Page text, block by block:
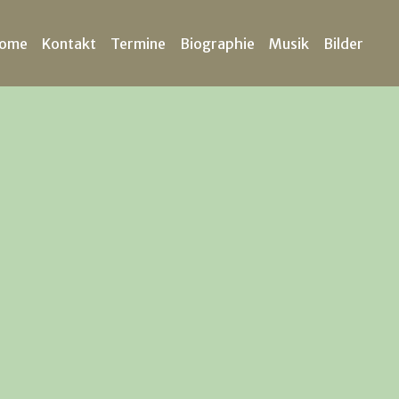
Kontakt Termine Biographie Musik Bilder